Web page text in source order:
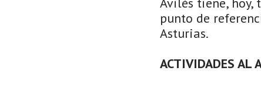
punto de
Asturias.
ACTIVIDADES AL